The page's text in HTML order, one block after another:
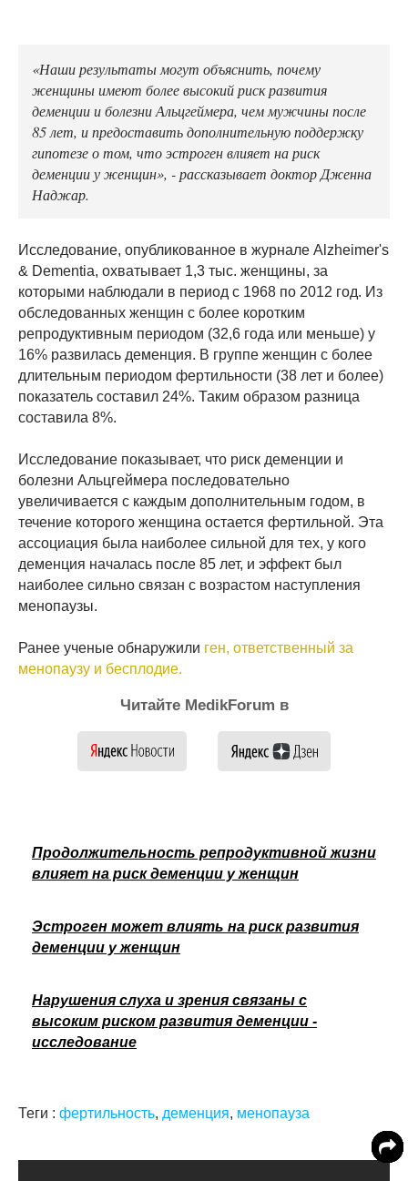
«Наши результаты могут объяснить, почему
женщины имеют более высокий риск развития
деменции и болезни Альцгеймера, чем мужчины после
85 лет, и предоставить дополнительную поддержку
гипотезе о том, что эстроген влияет на риск
деменции у женщин», - рассказывает доктор Дженна
Наджар.
Исследование, опубликованное в журнале Alzheimer's
& Dementia, охватывает 1,3 тыс. женщины, за
которыми наблюдали в период с 1968 по 2012 год. Из
обследованных женщин с более коротким
репродуктивным периодом (32,6 года или меньше) у
16% развилась деменция. В группе женщин с более
длительным периодом фертильности (38 лет и более)
показатель составил 24%. Таким образом разница
составила 8%.
Исследование показывает, что риск деменции и
болезни Альцгеймера последовательно
увеличивается с каждым дополнительным годом, в
течение которого женщина остается фертильной. Эта
ассоциация была наиболее сильной для тех, у кого
деменция началась после 85 лет, и эффект был
наиболее сильно связан с возрастом наступления
менопаузы.
Ранее ученые обнаружили ген, ответственный за
менопаузу и бесплодие.
Читайте MedikForum в
Продолжительность репродуктивной жизни
влияет на риск деменции у женщин
Эстроген может влиять на риск развития
деменции у женщин
Нарушения слуха и зрения связаны с
высоким риском развития деменции -
исследование
Теги : фертильность, деменция, менопауза